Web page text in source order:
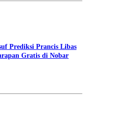
Prediksi Prancis Libas
Gratis di Nobar